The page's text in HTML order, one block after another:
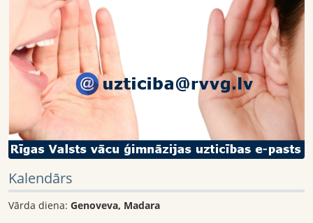
Kalendārs
Vārda diena: Genoveva, Madara